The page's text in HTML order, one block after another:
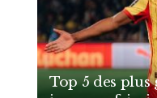
Top 5 des plus